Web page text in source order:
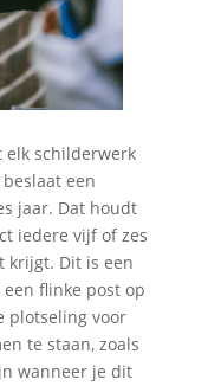
elk schilderwerk
een
jaar. Dat houdt
iedere vijf of zes
krijgt. Dit is een
flinke post op
plotseling voor
te staan, zoals
wanneer je dit